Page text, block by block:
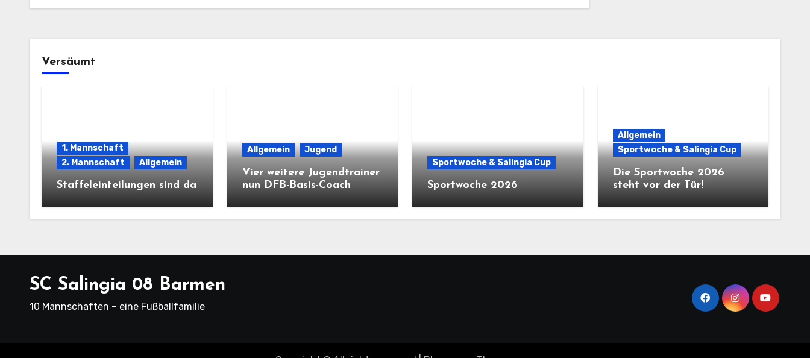
Versäumt
1. Mannschaft
2. Mannschaft
Allgemein
Staffeleinteilungen sind da
Allgemein Jugend
Vier weitere Jugendtrainer
nun DFB-Basis-Coach
Sportwoche & Salingia Cup
Sportwoche 2026
Allgemein
Sportwoche & Salingia Cup
Die Sportwoche 2026
steht vor der Tür!
SC Salingia 08 Barmen
10 Mannschaften – eine Fußballfamilie